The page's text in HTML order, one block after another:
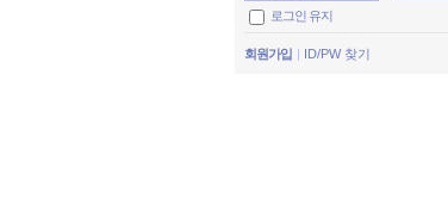
로그인 유지
회원가입 ID/PW 찾기